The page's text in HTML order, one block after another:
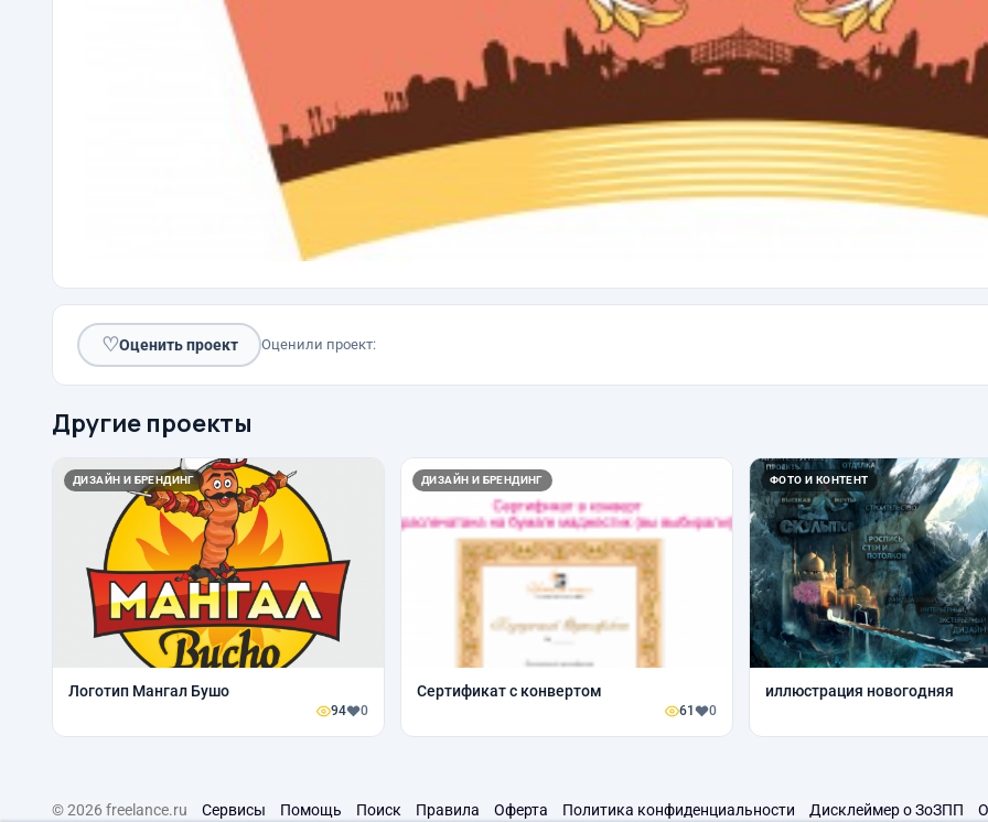
♡Оценить проект Оценили проект:
Другие проекты
ДИЗАЙН И БРЕНДИНГ
Логотип Мангал Бушо
94 0
ДИЗАЙН И БРЕНДИНГ
Сертификат с конвертом
61 0
ФОТО И КОНТЕНТ
иллюстрация новогодняя
© 2026 freelance.ru Сервисы Помощь Поиск Правила Оферта Политика конфиденциальности Дисклеймер о ЗоЗПП